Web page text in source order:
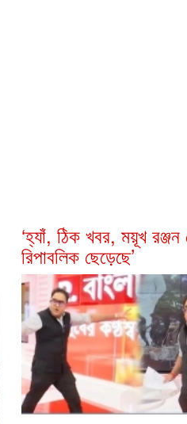
‘হ্যাঁ, ঠিক খবর, ময়ূখ
রিপাবলিক ছেড়েছে’